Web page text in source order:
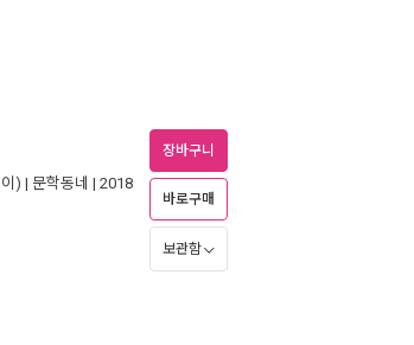
) | 문학동네 | 2018
장바구니
바로구매
보관함